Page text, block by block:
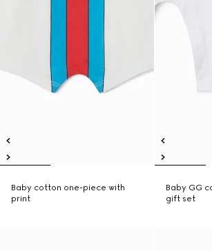
Baby cotton one-piece with
print
Baby GG
gift set